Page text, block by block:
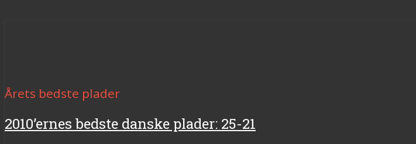
Årets bedste plader
2010’ernes bedste danske plader: 25-21